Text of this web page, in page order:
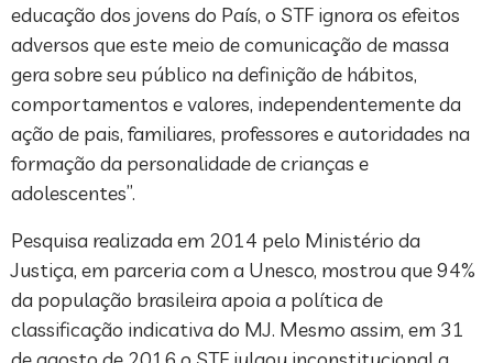
educação dos jovens do País, o STF ignora os efeitos
adversos que este meio de comunicação de massa
gera sobre seu público na definição de hábitos,
comportamentos e valores, independentemente da
ação de pais, familiares, professores e autoridades na
formação da personalidade de crianças e
adolescentes”.
Pesquisa realizada em 2014 pelo Ministério da
Justiça, em parceria com a Unesco, mostrou que 94%
da população brasileira apoia a política de
classificação indicativa do MJ. Mesmo assim, em 31